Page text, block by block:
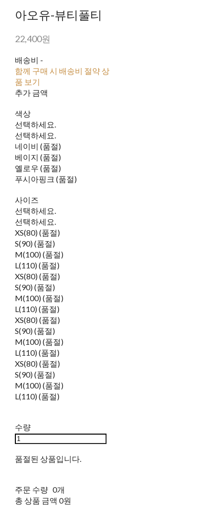
아오유-뷰티풀티
22,400원
배송비 -
함께 구매 시 배송비 절약 상
품 보기
추가 금액
색상
선택하세요.
선택하세요.
네이비 (품절)
베이지 (품절)
옐로우 (품절)
푸시아핑크 (품절)
사이즈
선택하세요.
선택하세요.
XS(80) (품절)
S(90) (품절)
M(100) (품절)
L(110) (품절)
XS(80) (품절)
S(90) (품절)
M(100) (품절)
L(110) (품절)
XS(80) (품절)
S(90) (품절)
M(100) (품절)
L(110) (품절)
XS(80) (품절)
S(90) (품절)
M(100) (품절)
L(110) (품절)
수량
품절된 상품입니다.
주문 수량 0개
총 상품 금액 0원